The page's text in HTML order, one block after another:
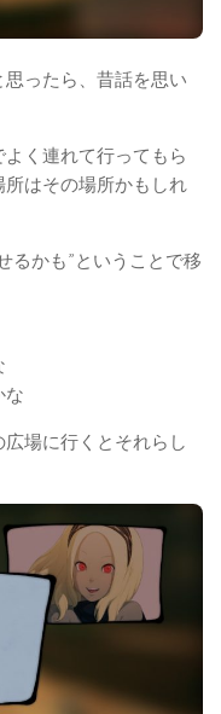
ったら、昔話を思い
く連れて行ってもら
はその場所かもしれ
るかも”ということで移
な
場に行くとそれらし